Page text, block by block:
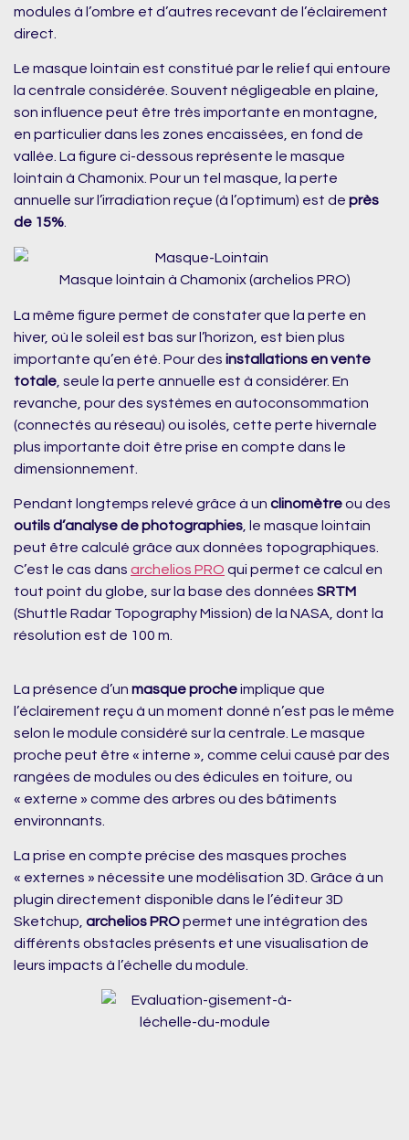
modules à l’ombre et d’autres recevant de l’éclairement
direct.
Le masque lointain est constitué par le relief qui entoure
la centrale considérée. Souvent négligeable en plaine,
son influence peut être très importante en montagne,
en particulier dans les zones encaissées, en fond de
vallée. La figure ci-dessous représente le masque
lointain à Chamonix. Pour un tel masque, la perte
annuelle sur l’irradiation reçue (à l’optimum) est de près
de 15%
Masque lointain à Chamonix (archelios PRO)
La même figure permet de constater que la perte en
hiver, où le soleil est bas sur l’horizon, est bien plus
importante qu’en été. Pour des installations en vente
totale , seule la perte annuelle est à considérer. En
revanche, pour des systèmes en autoconsommation
(connectés au réseau) ou isolés, cette perte hivernale
plus importante doit être prise en compte dans le
dimensionnement.
Pendant longtemps relevé grâce à un clinomètreou des
outils d’analyse de photographies , le masque lointain
peut être calculé grâce aux données topographiques.
C’est le cas dans archelios PRO qui permet ce calcul en
tout point du globe, sur la base des données SRTM
(Shuttle Radar Topography Mission) de la NASA, dont la
résolution est de 100 m.
La présence d’un masque procheimplique que
l’éclairement reçu à un moment donné n’est pas le même
selon le module considéré sur la centrale. Le masque
proche peut être « interne », comme celui causé par des
rangées de modules ou des édicules en toiture, ou
« externe » comme des arbres ou des bâtiments
environnants.
La prise en compte précise des masques proches
« externes » nécessite une modélisation 3D. Grâce à un
plugin directement disponible dans le l’éditeur 3D
Sketchup, archelios PROpermet une intégration des
différents obstacles présents et une visualisation de
leurs impacts à l’échelle du module.